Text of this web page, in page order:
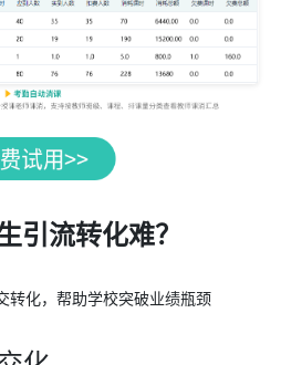
引流转化难？
转化，帮助学校突破业绩瓶颈